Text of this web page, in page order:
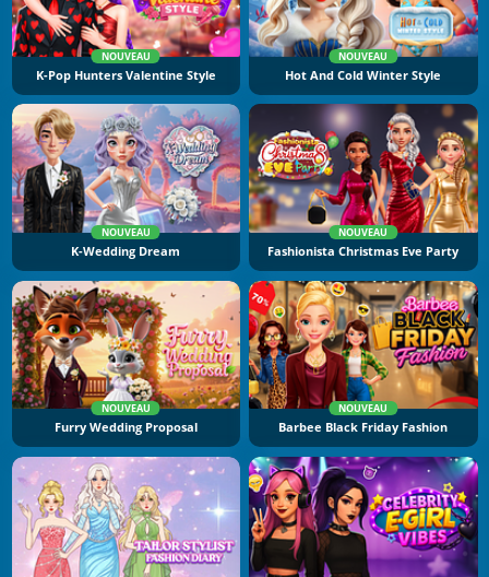
NOUVEAU
K-Pop Hunters Valentine Style
NOUVEAU
Hot And Cold Winter Style
NOUVEAU
K-Wedding Dream
NOUVEAU
Fashionista Christmas Eve Party
NOUVEAU
Furry Wedding Proposal
NOUVEAU
Barbee Black Friday Fashion